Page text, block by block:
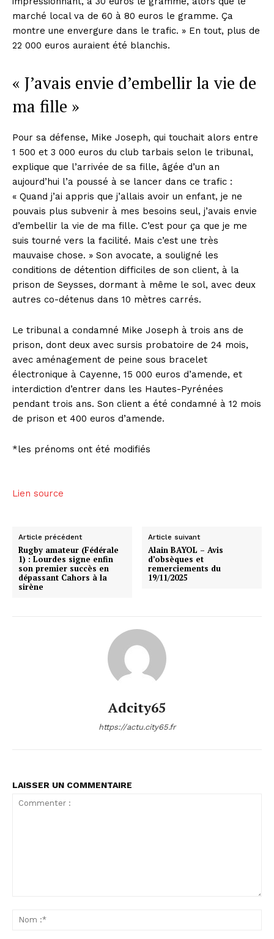
marché local va de 60 à 80 euros le gramme. Ça
montre une envergure dans le trafic. » En tout, plus de
22 000 euros auraient été blanchis.
« J’avais envie d’embellir la vie de
ma fille »
Pour sa défense, Mike Joseph, qui touchait alors entre
1 500 et 3 000 euros du club tarbais selon le tribunal,
explique que l’arrivée de sa fille, âgée d’un an
aujourd’hui l’a poussé à se lancer dans ce trafic :
« Quand j’ai appris que j’allais avoir un enfant, je ne
pouvais plus subvenir à mes besoins seul, j’avais envie
d’embellir la vie de ma fille. C’est pour ça que je me
suis tourné vers la facilité. Mais c’est une très
mauvaise chose. » Son avocate, a souligné les
conditions de détention difficiles de son client, à la
prison de Seysses, dormant à même le sol, avec deux
autres co-détenus dans 10 mètres carrés.
Le tribunal a condamné Mike Joseph à trois ans de
prison, dont deux avec sursis probatoire de 24 mois,
avec aménagement de peine sous bracelet
électronique à Cayenne, 15 000 euros d’amende, et
interdiction d’entrer dans les Hautes-Pyrénées
pendant trois ans. Son client a été condamné à 12 mois
de prison et 400 euros d’amende.
*les prénoms ont été modifiés
Lien source
Article précédent
Rugby amateur (Fédérale
1) : Lourdes signe enfin
son premier succès en
dépassant Cahors à la
sirène
Article suivant
Alain BAYOL – Avis
d’obsèques et
remerciements du
19/11/2025
Adcity65
https://actu.city65.fr
LAISSER UN COMMENTAIRE